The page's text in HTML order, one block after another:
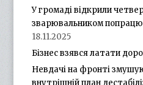
У громаді відкрили
зварювальником
18.11.2025
Бізнес взявся латати
Невдачі на фронті
внутрішній план